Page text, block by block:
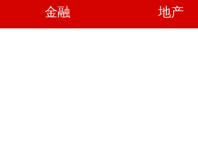
金融 地产